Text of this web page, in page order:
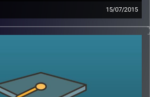
15/07/2015
נדין בודו טרכטנברג, המשנה
עומדים לרשותו? נדין מסבירה על
משברים כלכליים לבין הפעילות